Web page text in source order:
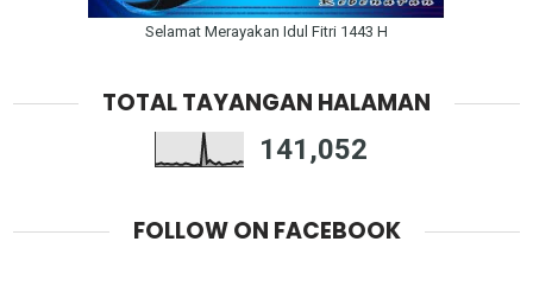
Selamat Merayakan Idul Fitri 1443 H
TOTAL TAYANGAN HALAMAN
141,052
FOLLOW ON FACEBOOK